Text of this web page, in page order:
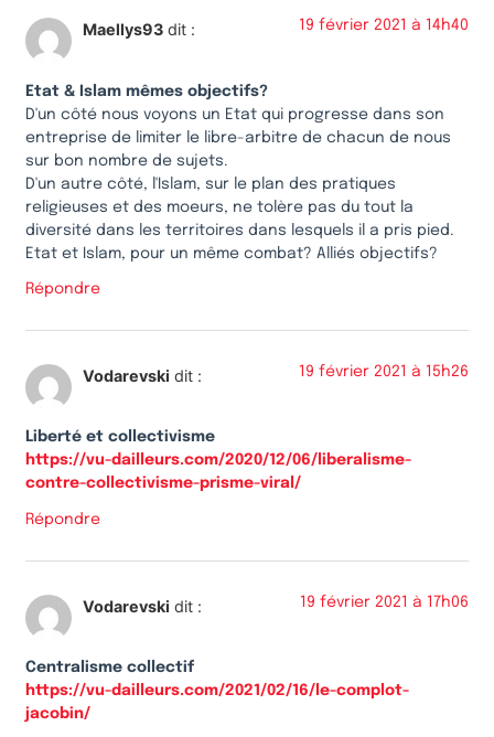
Maellys93 dit : 19 février 2021 à 14h40
Etat & Islam mêmes objectifs?
D'un côté nous voyons un Etat qui progresse dans son
entreprise de limiter le libre-arbitre de chacun de nous
sur bon nombre de sujets.
D'un autre côté, l'Islam, sur le plan des pratiques
religieuses et des moeurs, ne tolère pas du tout la
diversité dans les territoires dans lesquels il a pris pied.
Etat et Islam, pour un même combat? Alliés objectifs?
Répondre
Vodarevski dit : 19 février 2021 à 15h26
Liberté et collectivisme
https://vu-dailleurs.com/2020/12/06/liberalisme-
contre-collectivisme-prisme-viral/
Répondre
Vodarevski dit : 19 février 2021 à 17h06
Centralisme collectif
https://vu-dailleurs.com/2021/02/16/le-complot-
jacobin/